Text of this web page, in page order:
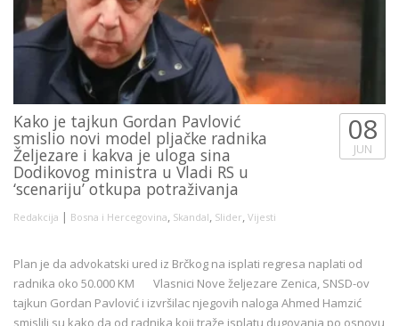
Kako je tajkun Gordan Pavlović
smislio novi model pljačke radnika
Željezare i kakva je uloga sina
Dodikovog ministra u Vladi RS u
‘scenariju’ otkupa potraživanja
Redakcija | Bosna i Hercegovina Skandal Slider Vijesti
08
JUN
Plan je da advokatski ured iz Brčkog na isplati regresa naplati od
radnika oko 50.000 KM Vlasnici Nove željezare Zenica, SNSD-ov
tajkun Gordan Pavlović i izvršilac njegovih naloga Ahmed Hamzić
smislili su kako da od radnika koji traže isplatu dugovanja po osnovu